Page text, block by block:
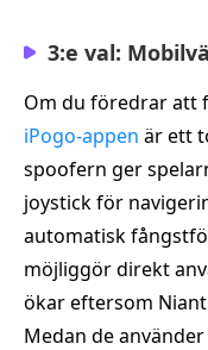
3:e val:
Om du föredrar att
iPogo-appen är ett
spoofern ger
joystick för
automatisk
möjliggör direkt
ökar eftersom
Medan de